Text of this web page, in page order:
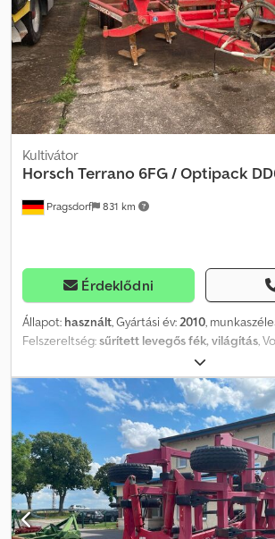
Pragsdorf 831 km
Kultivátor
Horsch Terrano 6FG / Optipack
Érdeklődni
Állapot: használt, Gyártási év:2010,
Felszereltség:sűrített levegős fék, világítás,
összecsukható, utánfutó, kövétető,
hidraulikusan összecsukható, dupla féktárcsás
vonófej, áthajtás, beleértve az Optipack DD6-
ügyfél. Dcsdpfezth A Rjx Aa Dek